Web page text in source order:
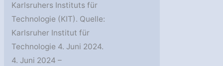
Karlsruhers Instituts für
Technologie (KIT). Quelle:
Karlsruher Institut für
Technologie 4. Juni 2024.
4. Juni 2024 –